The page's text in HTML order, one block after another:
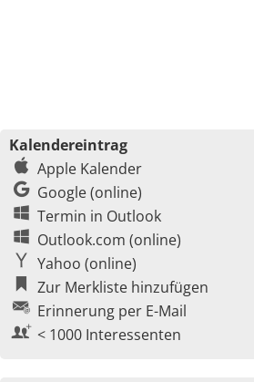
Kalendereintrag
Apple Kalender
Google (online)
Termin in Outlook
Outlook.com (online)
Yahoo (online)
Zur Merkliste hinzufügen
Erinnerung per E-Mail
< 1000 Interessenten